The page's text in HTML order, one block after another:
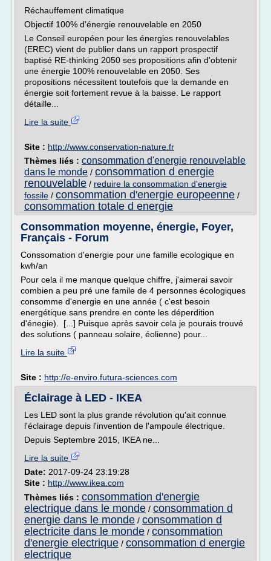
Réchauffement climatique
Objectif 100% d'énergie renouvelable en 2050
Le Conseil européen pour les énergies renouvelables
(EREC) vient de publier dans un rapport prospectif
baptisé RE-thinking 2050 ses propositions afin d'obtenir
une énergie 100% renouvelable en 2050. Ses
propositions nécessitent toutefois que la demande en
énergie soit fortement revue à la baisse. Le rapport
détaille...
Lire la suite
Site : http://www.conservation-nature.fr
Thèmes liés : consommation d'energie renouvelable
dans le monde / consommation d energie
renouvelable / reduire la consommation d'energie
fossile / consommation d'energie europeenne /
consommation totale d energie
Consommation moyenne, énergie, Foyer,
Français - Forum
Conssomation d'energie pour une famille ecologique en
kwh/an
Pour cela il me manque quelque chiffre, j'aimerai savoir
combien a peu pré une famile de 4 personnes écologiques
consomme d'energie en une année ( c'est besoin
energétique sans prendre en conte les déperdition
d'énegie). [...] Puisque après savoir cela je pourais trouvé
des solutions ( panneau solaire, éolienne) pour...
Lire la suite
Site : http://e-enviro.futura-sciences.com
Éclairage à LED - IKEA
Les LED sont la plus grande révolution qu'ait connue
l'éclairage depuis l'invention de l'ampoule électrique.
Depuis Septembre 2015, IKEA ne...
Lire la suite
Date: 2017-09-24 23:19:28
Site : http://www.ikea.com
Thèmes liés : consommation d'energie
electrique dans le monde / consommation d
energie dans le monde / consommation d
electricite dans le monde / consommation
d'energie electrique / consommation d energie
electrique